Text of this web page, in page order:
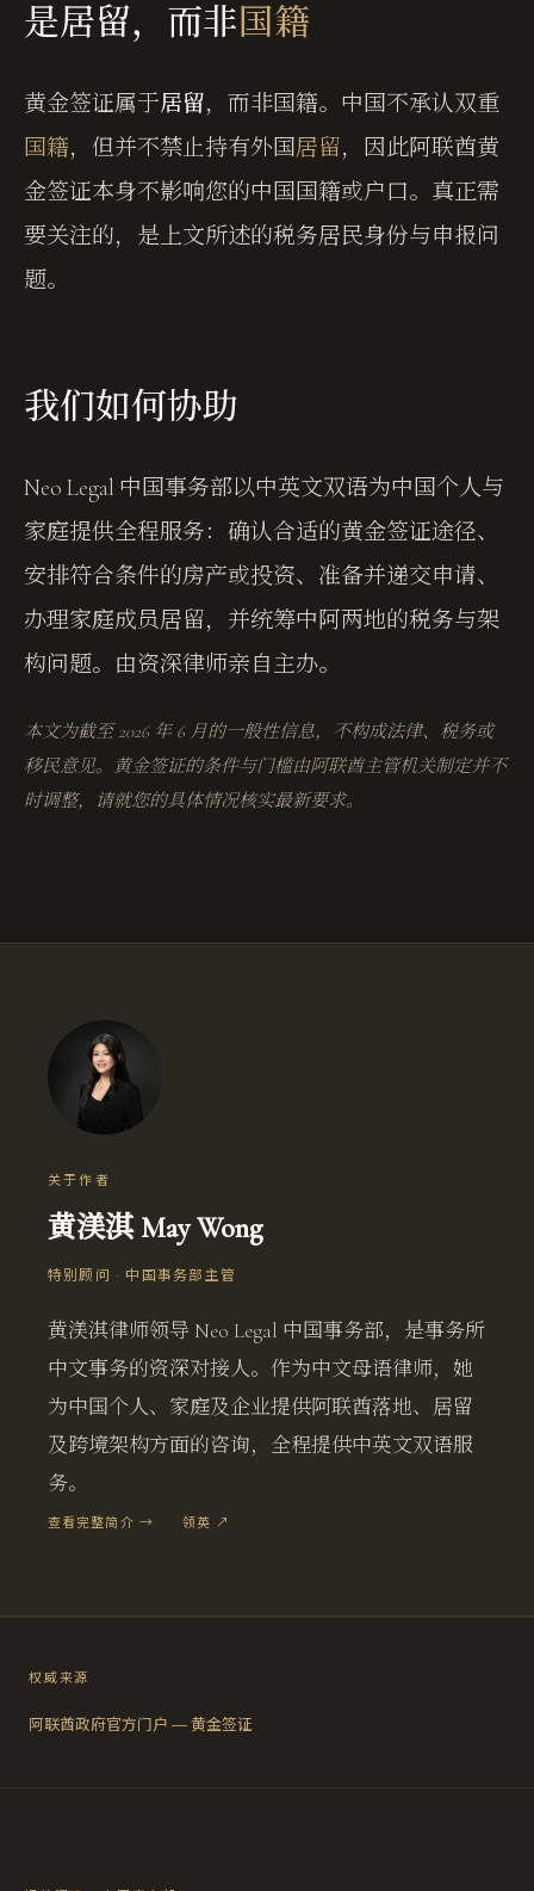
是居留，而非国籍
黄金签证属于居留，而非国籍。中国不承认双重
国籍，但并不禁止持有外国居留，因此阿联酋黄
金签证本身不影响您的中国国籍或户口。真正需
要关注的，是上文所述的税务居民身份与申报问
题。
我们如何协助
Neo Legal 中国事务部以中英文双语为中国个人与
家庭提供全程服务：确认合适的黄金签证途径、
安排符合条件的房产或投资、准备并递交申请、
办理家庭成员居留，并统筹中阿两地的税务与架
构问题。由资深律师亲自主办。
本文为截至 2026 年 6 月的一般性信息，不构成法律、税务或
移民意见。黄金签证的条件与门槛由阿联酋主管机关制定并不
时调整，请就您的具体情况核实最新要求。
关于作者
黄渼淇 May Wong
特别顾问 · 中国事务部主管
黄渼淇律师领导 Neo Legal 中国事务部，是事务所
中文事务的资深对接人。作为中文母语律师，她
为中国个人、家庭及企业提供阿联酋落地、居留
及跨境架构方面的咨询，全程提供中英文双语服
务。
查看完整简介 → 领英 ↗
权威来源
阿联酋政府官方门户 — 黄金签证